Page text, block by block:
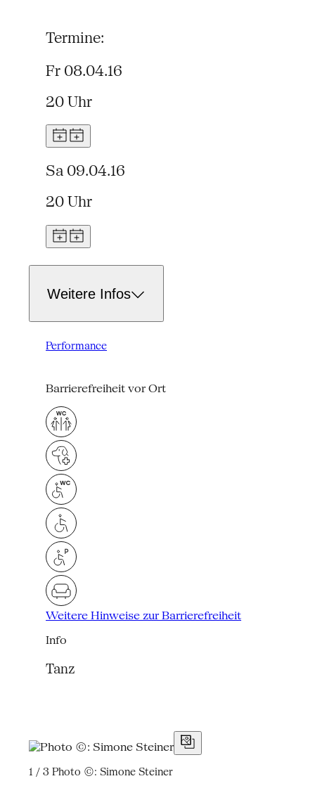
Termine:
Fr 08.04.16
20 Uhr
Sa 09.04.16
20 Uhr
Weitere Infos
Performance
Barrierefreiheit vor Ort
Weitere Hinweise zur Barrierefreiheit
Info
Tanz
1 / 3 Photo ©: Simone Steiner